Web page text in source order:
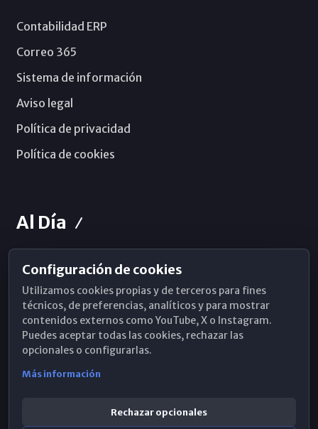
Contabilidad ERP
Correo 365
Sistema de información
Aviso legal
Política de privacidad
Política de cookies
Al Día
Horarios de Misa
Hemeroteca
WhatsApp
Configuración de cookies
Utilizamos cookies propias y de terceros para fines
técnicos, de preferencias, analíticos y para mostrar
contenidos externos como YouTube, X o Instagram.
Puedes aceptar todas las cookies, rechazar las
opcionales o configurarlas.
Más información
Rechazar opcionales